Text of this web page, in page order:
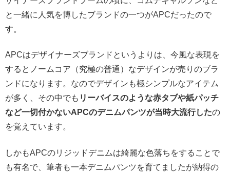
と一緒に人気を博したブランドの一つがAPCだったので
す。
APCはデザイナーズブランドというよりは、今風な表現を
するとノームコア（究極の普通）なデザインが売りのブラ
ンドになります。なのでデザインも極シンプルなアイテム
が多く、その中でも リーバイスのような赤タブや紙パッチ
など一切付かないAPCのデニムパンツが当時大流行したの
を覚えています。
しかもAPCのリジッドデニムは綺麗な色落ちをすることで
も有名で、筆者も一本デニムパンツを育てましたが納得の